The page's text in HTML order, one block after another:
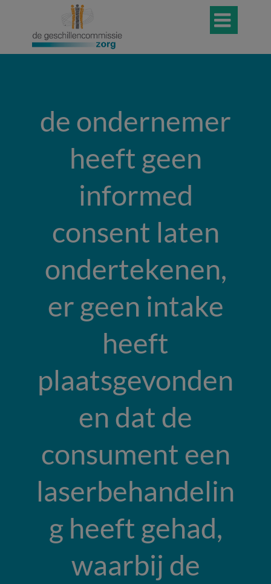

de ondernemer
heeft geen
informed
consent laten
ondertekenen,
er geen intake
heeft
plaatsgevonden
en dat de
consument een
laserbehandelin
g heeft gehad,
waarbij de